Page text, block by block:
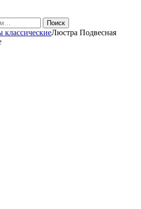
Поиск
Люстра Подвесная